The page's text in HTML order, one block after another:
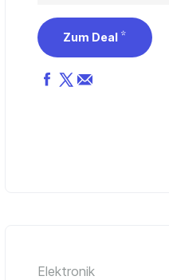
Zum Deal
Elektronik